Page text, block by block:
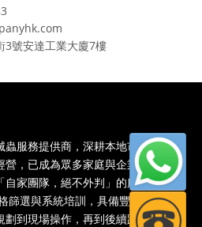
3號安達工業大廈7樓
服務提供商，深耕本地市場多年，
，已成為眾多家庭與企業信賴的蟲
家團隊，絕不外判」的服務承諾
選與系統培訓，具備豐富的現場處
劃到現場操作，再到後續跟蹤，全...